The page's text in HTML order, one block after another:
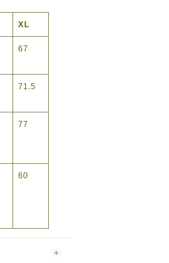
XL
67
71.5
77
60